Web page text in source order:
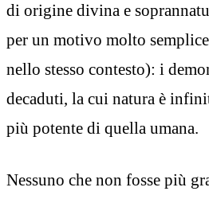
di origine divina e
per un motivo molto
nello stesso contesto): i
decaduti, la cui natura è
più potente di quella umana.
Nessuno che non fosse più